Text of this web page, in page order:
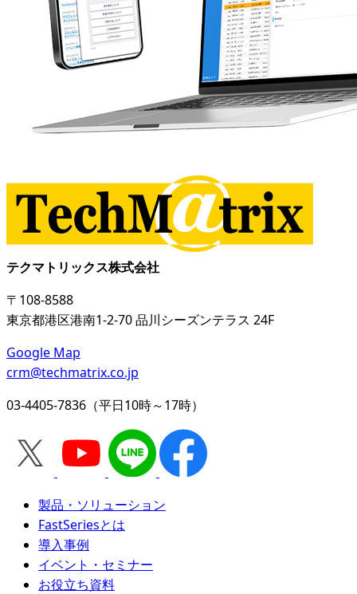
テクマトリックス株式会社
〒108-8588
東京都港区港南1-2-70 品川シーズンテラス 24F
Google Map
crm@techmatrix.co.jp
03-4405-7836（平日10時～17時）
製品・ソリューション
FastSeriesとは
導入事例
イベント・セミナー
お役立ち資料